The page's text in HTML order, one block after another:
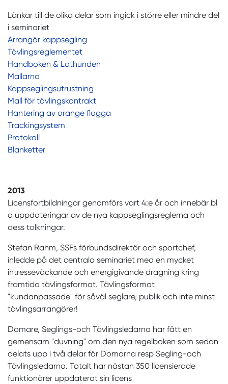
Länkar till de olika delar som ingick i större eller mindre del
i seminariet
Arrangör kappsegling
Tävlingsreglementet
Handboken & Lathunden
Mallarna
Kappseglingsutrustning
Mall för tävlingskontrakt
Hantering av orange flagga
Trackingsystem
Protokoll
Blanketter
2013
Licensfortbildningar genomförs vart 4:e år och innebär bl
a uppdateringar av de nya kappseglingsreglerna och
dess tolkningar.
Stefan Rahm, SSFs förbundsdirektör och sportchef,
inledde på det centrala seminariet med en mycket
intresseväckande och energigivande dragning kring
framtida tävlingsformat. Tävlingsformat
"kundanpassade" för såväl seglare, publik och inte minst
tävlingsarrangörer!
Domare, Seglings-och Tävlingsledarna har fått en
gemensam "duvning" om den nya regelboken som sedan
delats upp i två delar för Domarna resp Segling-och
Tävlingsledarna. Totalt har nästan 350 licensierade
funktionärer uppdaterat sin licens